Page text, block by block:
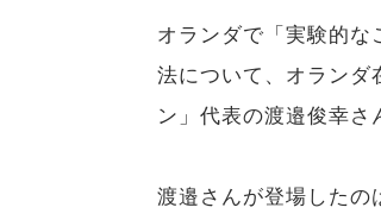
オランダで「実験的
法について、オランダ
ン」代表の渡邉俊幸さ
渡邉さんが登場したの